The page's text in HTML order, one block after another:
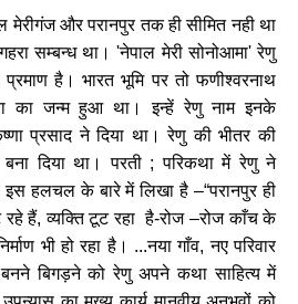
मेरीगंज और परानपुर तक ही सीमित नही था
सम्बन्ध था। 'नेपाल मेरी सोनोआमा'रेणु
प्रमाण है। भारत भूमि पर तो फणीश्वरनाथ
का जन्म हुआ था। इन्हें रेणु नाम इनके
प्रसाद ने दिया था। रेणु की भीतर की
बना दिया था। परती ;परिकथा में रेणु ने
इस हलचल के बारे में लिखा है –“परानपुर ही
रहे हैं,व्यक्ति टूट रहा है-रोज–रोज काँच के
भी हो रहा है। ...नया गाँव,नए परिवार
बनने बिगड़ने को रेणु अपने कथा साहित्य में